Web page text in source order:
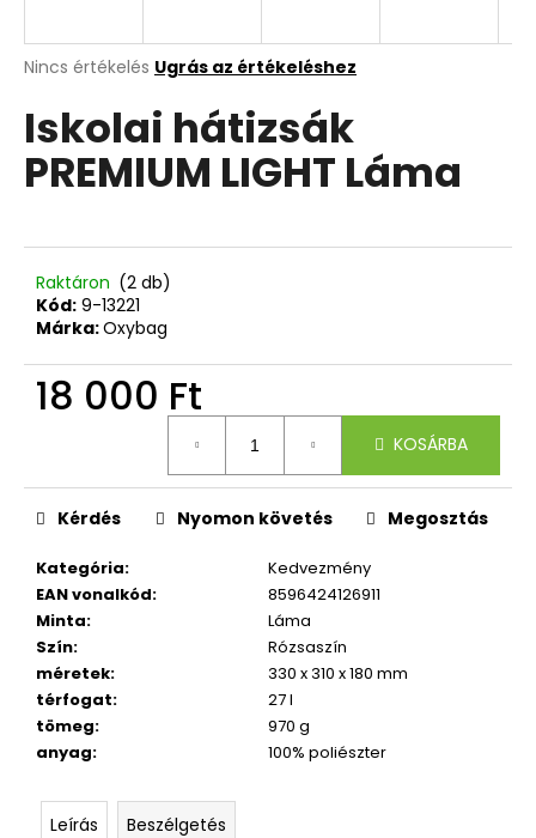
A
átlagos
értékelése
5-
ből
Nincs értékelés Ugrás az értékeléshez
Iskolai hátizsák
PREMIUM LIGHT Láma
Raktáron (2 db)
Kód: 9-13221
Márka:Oxybag
18 000 Ft
KOSÁRBA
Kategória:
Kedvezmény
EAN vonalkód:
8596424126911
Minta:
Láma
Szín:
Rózsaszín
méretek:
330 x 310 x 180 mm
térfogat:
27 l
tömeg:
970 g
anyag: 100% poliészter
Kérdés Nyomon követés Megosztás
Leírás Beszélgetés
A
á
n
k
ISKOLAI
ETUE
JUMBO
BUNNY